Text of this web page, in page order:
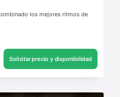
los mejores ritmos de
Solicitar precio y disponibilidad